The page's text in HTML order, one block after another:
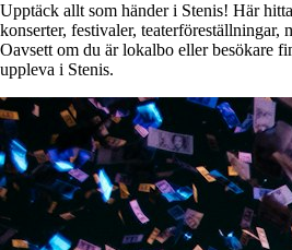
Upptäck allt som händer i Stenis! Här
konserter, festivaler, teaterföreställningar,
Oavsett om du är lokalbo eller besökare
uppleva i Stenis.